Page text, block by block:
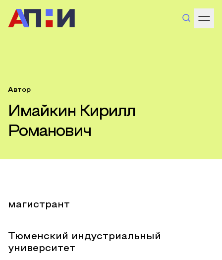
Автор
Имайкин Кирилл
Романович
магистрант
Тюменский индустриальный
университет